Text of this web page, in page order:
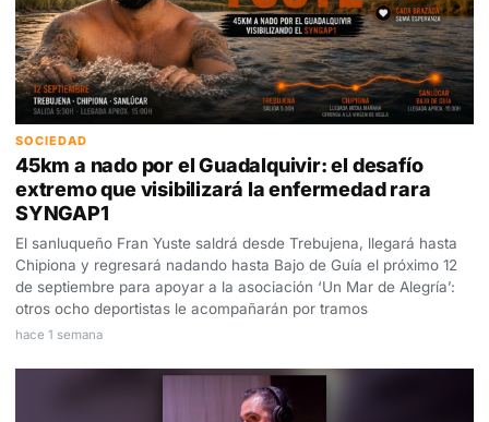
SOCIEDAD
45km a nado por el Guadalquivir: el desafío
extremo que visibilizará la enfermedad rara
SYNGAP1
El sanluqueño Fran Yuste saldrá desde Trebujena, llegará hasta
Chipiona y regresará nadando hasta Bajo de Guía el próximo 12
de septiembre para apoyar a la asociación ‘Un Mar de Alegría’:
otros ocho deportistas le acompañarán por tramos
hace 1 semana